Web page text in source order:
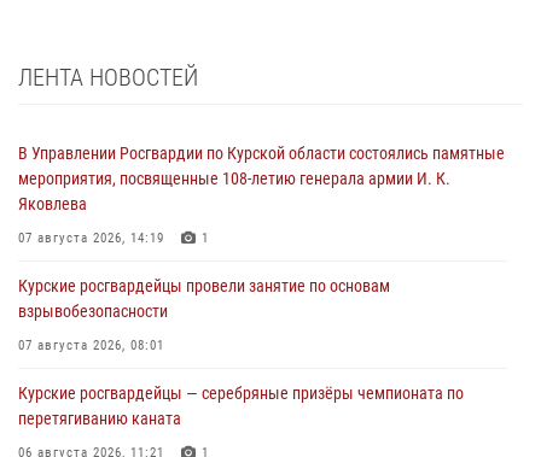
ЛЕНТА НОВОСТЕЙ
В Управлении Росгвардии по Курской области состоялись памятные
мероприятия, посвященные 108-летию генерала армии И. К.
Яковлева
07 августа 2026, 14:19 1
Курские росгвардейцы провели занятие по основам
взрывобезопасности
07 августа 2026, 08:01
Курские росгвардейцы — серебряные призёры чемпионата по
перетягиванию каната
06 августа 2026, 11:21 1